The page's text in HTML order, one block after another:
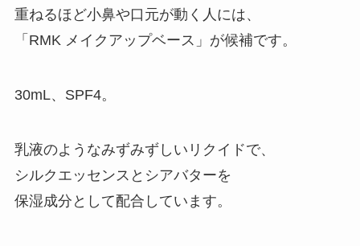
重ねるほど小鼻や口元が動く人には、
「RMK メイクアップベース」が候補です。
30mL、SPF4。
乳液のようなみずみずしいリクイドで、
シルクエッセンスとシアバターを
保湿成分として配合しています。